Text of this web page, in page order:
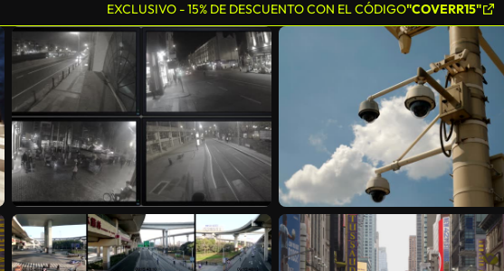
EXCLUSIVO - 15% DE DESCUENTO CON EL CÓDIGO"COVERR15"